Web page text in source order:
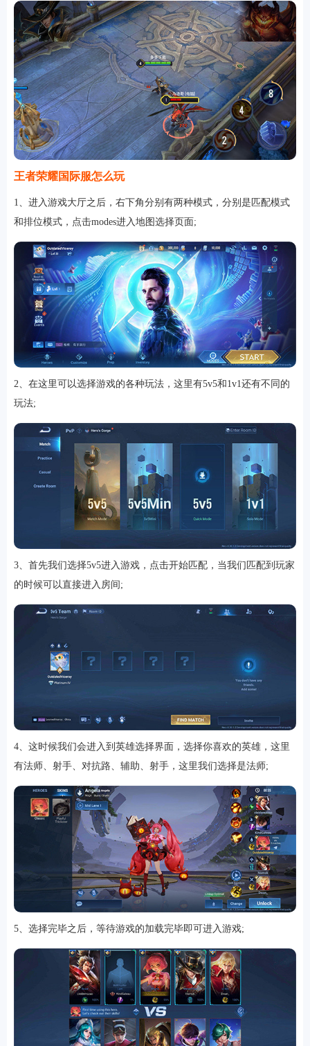
王者荣耀国际服怎么玩
1、进入游戏大厅之后，右下角分别有两种模式，分别是匹配模式
和排位模式，点击modes进入地图选择页面;
2、在这里可以选择游戏的各种玩法，这里有5v5和1v1还有不同的
玩法;
3、首先我们选择5v5进入游戏，点击开始匹配，当我们匹配到玩家
的时候可以直接进入房间;
4、这时候我们会进入到英雄选择界面，选择你喜欢的英雄，这里
有法师、射手、对抗路、辅助、射手，这里我们选择是法师;
5、选择完毕之后，等待游戏的加载完毕即可进入游戏;